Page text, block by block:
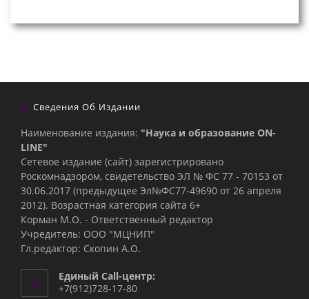
Сведения Об Издании
Наименование издания: "Наука и образование ON-
LINE"
Сетевое издание (сайт) зарегистрировано
Роскомнадзором, свидетельство ЭЛ № ФС 77 - 70153 от
30.06.2017 (предыдущее Эл№ФC77-49690 от 26 апреля
2012). Возрастная категория сайта 6+
Корман М.О. - Ответственный редактор
Учредитель: ООО "МЦНИП"
Гл.редактор: Скопин А.О.
Единый Call-центр:
+7(912)728-17-80